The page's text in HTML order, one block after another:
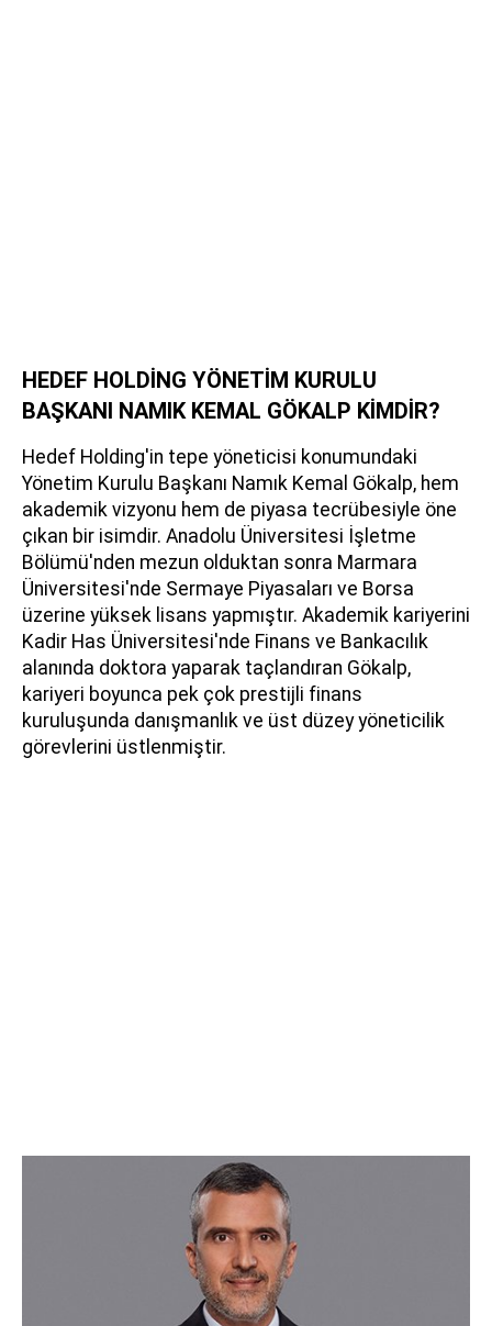
HEDEF HOLDİNG YÖNETİM KURULU
BAŞKANI NAMIK KEMAL GÖKALP KİMDİR?
Hedef Holding'in tepe yöneticisi konumundaki
Yönetim Kurulu Başkanı Namık Kemal Gökalp, hem
akademik vizyonu hem de piyasa tecrübesiyle öne
çıkan bir isimdir. Anadolu Üniversitesi İşletme
Bölümü'nden mezun olduktan sonra Marmara
Üniversitesi'nde Sermaye Piyasaları ve Borsa
üzerine yüksek lisans yapmıştır. Akademik kariyerini
Kadir Has Üniversitesi'nde Finans ve Bankacılık
alanında doktora yaparak taçlandıran Gökalp,
kariyeri boyunca pek çok prestijli finans
kuruluşunda danışmanlık ve üst düzey yöneticilik
görevlerini üstlenmiştir.